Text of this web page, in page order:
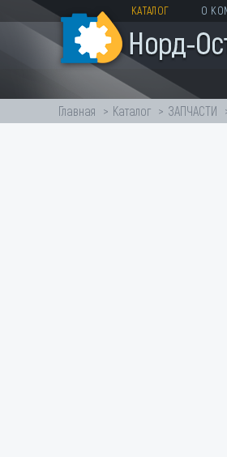
КАТАЛОГ О
Главная Каталог ЗАПЧАСТИ